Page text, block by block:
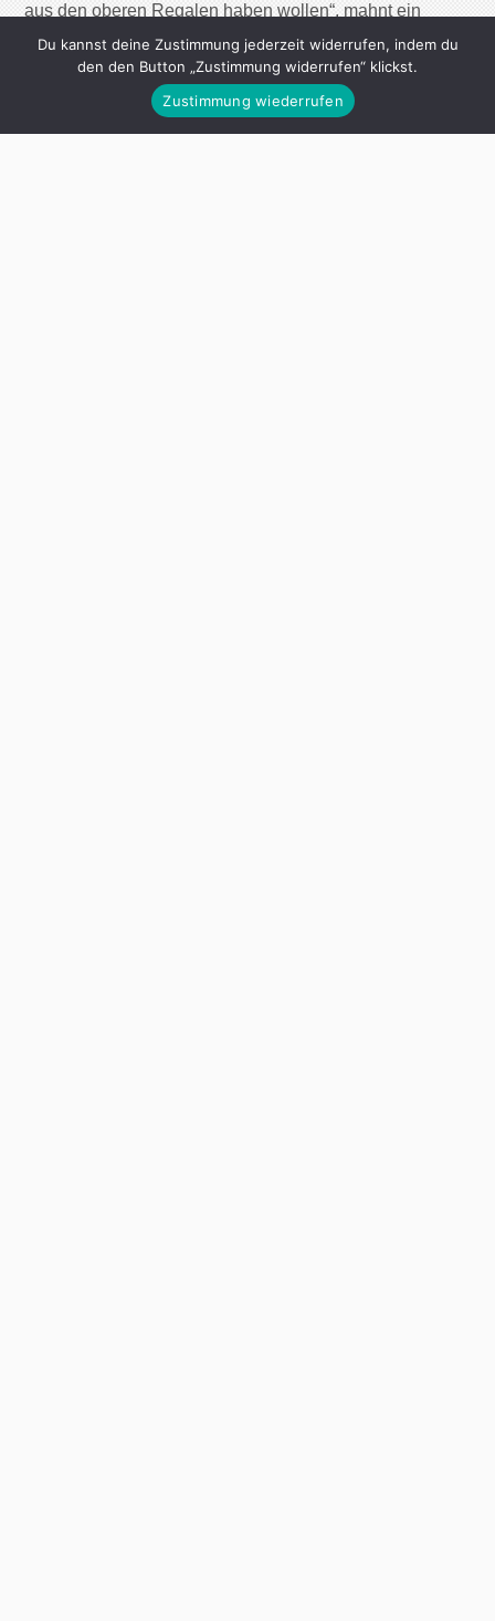
aus den oberen Regalen haben wollen“, mahnt ein
Schild, „Schweben und ausfahrbare Gliedmaßen
verboten.“ Auf einem anderen wird darauf hingewiesen,
Du kannst deine Zustimmung jederzeit widerrufen, indem du
den den Button „Zustimmung widerrufen“ klickst.
Zustimmung wiederrufen